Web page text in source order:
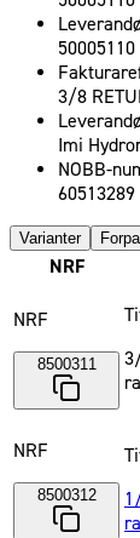
50005110
3/8
Imi
NOBB-
60513289
Varianter
NRF
NRF
8500311
NRF
8500312